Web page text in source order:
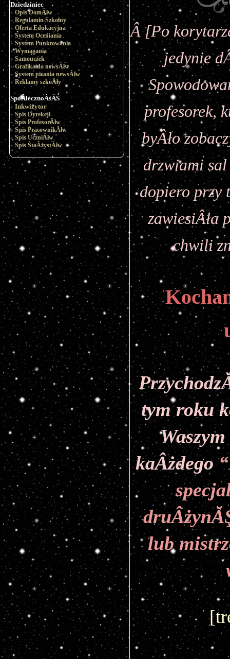
Dziedziniec
Opis DomĂłw
Regulamin Szkolny
Oferta Edukacyjna
System Oceniania
System Punktowania
Wymagania
Samouczek
Grafika do newsĂłw
System pisania newsĂłw
Reklamy szkoÂły
SpoÂłecznoÂśĂŚ
Inkwizytor
Spis Dyrekcji
Spis ProfesorĂłw
Spis PracownikĂłw
Spis UczniĂłw
Spis StaÂżystĂłw
Â [Po
jedynie
profesorek,
byÂło
drzwiami sal
dopiero przy
zawiesiÂła
chwili
tym roku
kaÂżdego
lub